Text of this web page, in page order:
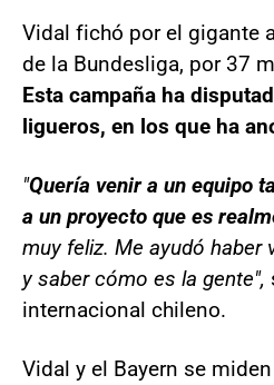
Vidal fichó por el gigante
de la Bundesliga, por 37
Esta campaña ha
ligueros, en los que ha
"Quería venir a un equipo
a un proyecto que es
muy feliz. Me ayudó haber
y saber cómo es la gente",
internacional chileno.
Vidal y el Bayern se